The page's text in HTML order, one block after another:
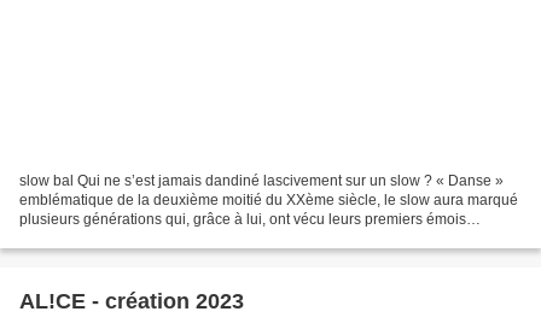
slow bal Qui ne s’est jamais dandiné lascivement sur un slow ? « Danse »
emblématique de la deuxième moitié du XXème siècle, le slow aura marqué
plusieurs générations qui, grâce à lui, ont vécu leurs premiers émois
AL!CE - création 2023